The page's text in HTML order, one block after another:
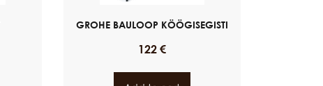
GROHE BAULOOP KÖÖGISEGISTI
122 €